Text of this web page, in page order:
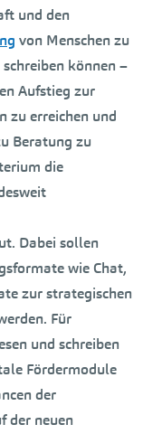
und den
von Menschen zu
können –
Aufstieg zur
zu erreichen und
Beratung zu
die
Dabei sollen
wie Chat,
zur strategischen
Für
und schreiben
Fördermodule
der
der neuen